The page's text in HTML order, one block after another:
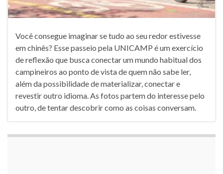
Você consegue imaginar se tudo ao seu redor estivesse
em chinês? Esse passeio pela UNICAMP é um exercício
de reflexão que busca conectar um mundo habitual dos
campineiros ao ponto de vista de quem não sabe ler,
além da possibilidade de materializar, conectar e
revestir outro idioma. As fotos partem do interesse pelo
outro, de tentar descobrir como as coisas conversam.